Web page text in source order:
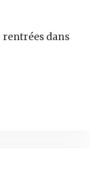
rentrées dans